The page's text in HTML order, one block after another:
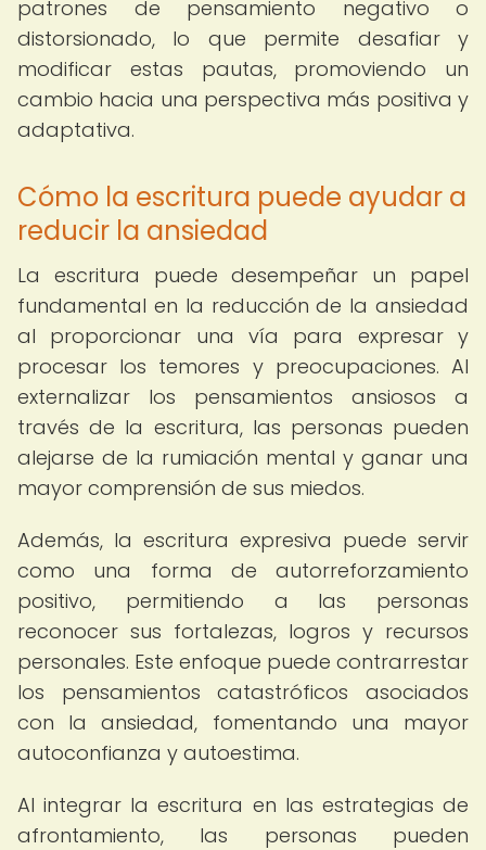
patrones de pensamiento negativo o
distorsionado, lo que permite desafiar y
modificar estas pautas, promoviendo un
cambio hacia una perspectiva más positiva y
adaptativa.
Cómo la escritura puede ayudar a
reducir la ansiedad
La escritura puede desempeñar un papel
fundamental en la reducción de la ansiedad
al proporcionar una vía para expresar y
procesar los temores y preocupaciones. Al
externalizar los pensamientos ansiosos a
través de la escritura, las personas pueden
alejarse de la rumiación mental y ganar una
mayor comprensión de sus miedos.
Además, la escritura expresiva puede servir
como una forma de autorreforzamiento
positivo, permitiendo a las personas
reconocer sus fortalezas, logros y recursos
personales. Este enfoque puede contrarrestar
los pensamientos catastróficos asociados
con la ansiedad, fomentando una mayor
autoconfianza y autoestima.
Al integrar la escritura en las estrategias de
afrontamiento, las personas pueden